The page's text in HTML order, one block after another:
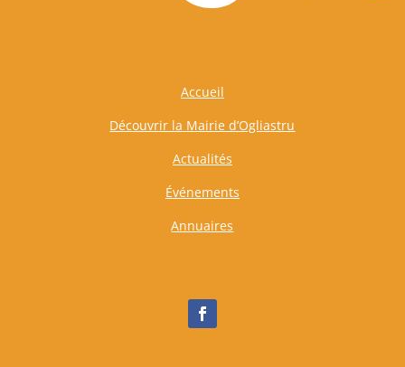
Accueil
Découvrir la Mairie d’Ogliastru
Actualités
Événements
Annuaires